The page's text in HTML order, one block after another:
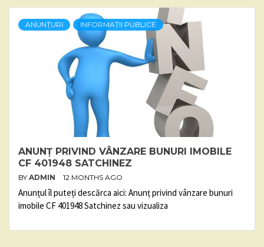
ANUNȚURI INFORMAȚII PUBLICE
ANUNȚ PRIVIND VÂNZARE BUNURI IMOBILE
CF 401948 SATCHINEZ
BY ADMIN 12 MONTHS AGO
Anunțul îl puteți descărca aici: Anunț privind vânzare bunuri
imobile CF 401948 Satchinez sau vizualiza